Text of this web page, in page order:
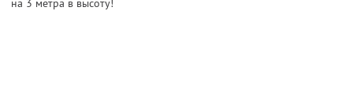
на 3 метра в высоту!